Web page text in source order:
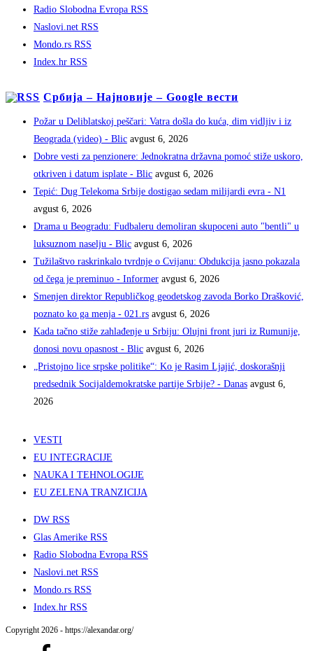
Radio Slobodna Evropa RSS
Naslovi.net RSS
Mondo.rs RSS
Index.hr RSS
Србија – Најновије – Google вести
Požar u Deliblatskoj peščari: Vatra došla do kuća, dim vidljiv i iz
Beograda (video) - Blic avgust 6, 2026
Dobre vesti za penzionere: Jednokratna državna pomoć stiže uskoro,
otkriven i datum isplate - Blic avgust 6, 2026
Tepić: Dug Telekoma Srbije dostigao sedam milijardi evra - N1
avgust 6, 2026
Drama u Beogradu: Fudbaleru demoliran skupoceni auto "bentli" u
luksuznom naselju - Blic avgust 6, 2026
Tužilaštvo raskrinkalo tvrdnje o Cvijanu: Obdukcija jasno pokazala
od čega je preminuo - Informer avgust 6, 2026
Smenjen direktor Republičkog geodetskog zavoda Borko Drašković,
poznato ko ga menja - 021.rs avgust 6, 2026
Kada tačno stiže zahlađenje u Srbiju: Olujni front juri iz Rumunije,
donosi novu opasnost - Blic avgust 6, 2026
„Pristojno lice srpske politike“: Ko je Rasim Ljajić, doskorašnji
predsednik Socijaldemokratske partije Srbije? - Danas avgust 6,
2026
VESTI
EU INTEGRACIJE
NAUKA I TEHNOLOGIJE
EU ZELENA TRANZICIJA
DW RSS
Glas Amerike RSS
Radio Slobodna Evropa RSS
Naslovi.net RSS
Mondo.rs RSS
Index.hr RSS
Copyright 2026 - https://alexandar.org/